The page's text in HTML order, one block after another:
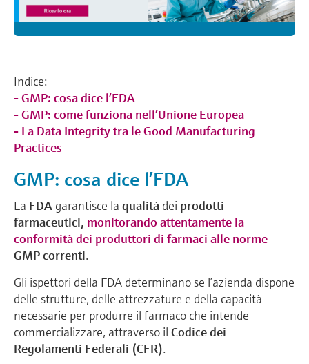
Indice:
- GMP: cosa dice l’FDA
- GMP: come funziona nell’Unione Europea
- La Data Integrity tra le Good Manufacturing
Practices
GMP: cosa dice l’FDA
La FDA garantisce la qualità dei prodotti
farmaceutici, monitorando attentamente la
conformità dei produttori di farmaci alle norme
GMPcorrenti.
Gli ispettori della FDA determinano se l’azienda dispone
delle strutture, delle attrezzature e della capacità
necessarie per produrre il farmaco che intende
commercializzare, attraverso il Codice dei
Regolamenti Federali (CFR).